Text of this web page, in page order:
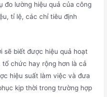
đo lường hiệu quả của công
tỉ lệ, các chỉ tiêu định
sẽ biết được hiệu quả hoạt
chức hay rộng hơn là cả
hiệu suất làm việc và đưa
kịp thời trong trường hợp